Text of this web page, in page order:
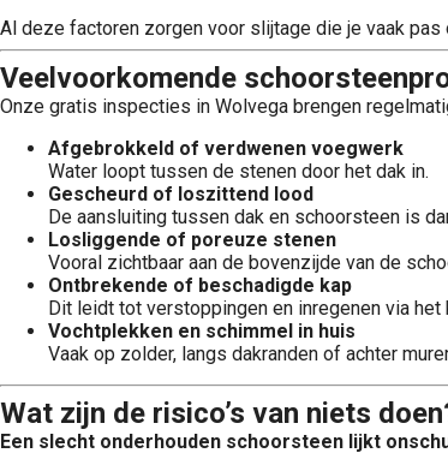
Al deze factoren zorgen voor slijtage die je vaak
Veelvoorkomende
Onze gratis inspecties in Wolvega brengen
Afgebrokkeld of verdwenen voegwerk
Water loopt tussen de stenen door het dak in.
Gescheurd of loszittend lood
De aansluiting tussen dak en schoorsteen is
Losliggende of poreuze stenen
Vooral zichtbaar aan de bovenzijde van de
Ontbrekende of beschadigde kap
Dit leidt tot verstoppingen en inregenen via het
Vochtplekken en schimmel in huis
Vaak op zolder, langs dakranden of achter
Wat zijn de risico’s van niets
Een slecht onderhouden schoorsteen lijkt